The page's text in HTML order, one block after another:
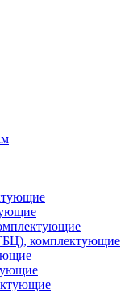
комплектующие